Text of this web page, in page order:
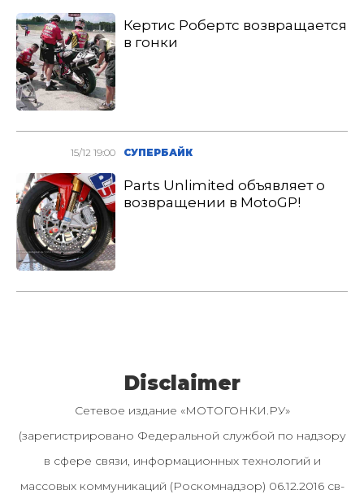
Кертис Робертс возвращается
в гонки
15/12 19:00 СУПЕРБАЙК
Parts Unlimited объявляет о
возвращении в MotoGP!
Disclaimer
Сетевое издание «МОТОГОНКИ.РУ»
(зарегистрировано Федеральной службой по надзору
в сфере связи, информационных технологий и
массовых коммуникаций (Роскомнадзор) 06.12.2016 св-